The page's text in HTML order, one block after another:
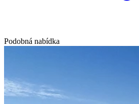
Podobná nabídka